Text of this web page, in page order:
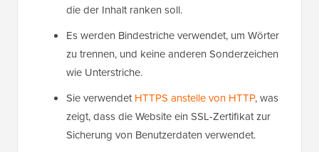
die der Inhalt ranken soll.
Es werden Bindestriche verwendet, um Wörter
zu trennen, und keine anderen Sonderzeichen
wie Unterstriche.
Sie verwendetHTTPS anstelle von HTTP, was
zeigt, dass die Website ein SSL-Zertifikat zur
Sicherung von Benutzerdaten verwendet.